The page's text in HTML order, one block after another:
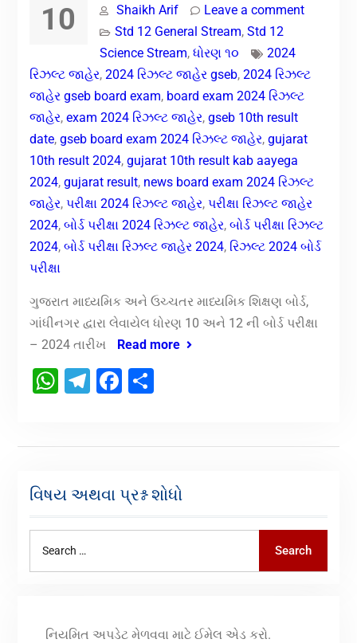
10 Shaikh Arif
Leave a comment
Std 12 General Stream, Std 12
Science Stream, ધોરણ ૧૦
2024
રિઝલ્ટ જાહેર, 2024 રિઝલ્ટ જાહેર gseb, 2024 રિઝલ્ટ
જાહેર gseb board exam, board exam 2024 રિઝલ્ટ
જાહેર, exam 2024 રિઝલ્ટ જાહેર, gseb 10th result
date, gseb board exam 2024 રિઝલ્ટ જાહેર, gujarat
10th result 2024, gujarat 10th result kab aayega
2024, gujarat result, news board exam 2024 રિઝલ્ટ
જાહેર, પરીક્ષા 2024 રિઝલ્ટ જાહેર, પરીક્ષા રિઝલ્ટ જાહેર
2024, બોર્ડ પરીક્ષા 2024 રિઝલ્ટ જાહેર, બોર્ડ પરીક્ષા રિઝલ્ટ
2024, બોર્ડ પરીક્ષા રિઝલ્ટ જાહેર 2024, રિઝલ્ટ 2024 બોર્ડ
પરીક્ષા
ગુજરાત માધ્યમિક અને ઉચ્ચતર માધ્યમિક શિક્ષણ બોર્ડ,
ગાંધીનગર દ્વારા લેવાયેલ ધોરણ 10 અને 12 ની બોર્ડ પરીક્ષા
– 2024 તારીખ
Read more
WhatsApp
Telegram
Facebook
Share
વિષય અથવા પ્રશ્ન શોધો
Search
નિયમિત અપડેટ મેળવવા માટે ઈમેલ એડ કરો.